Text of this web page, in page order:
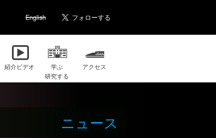
English
紹介ビデオ
学ぶ
研究する
アクセス
ニュース